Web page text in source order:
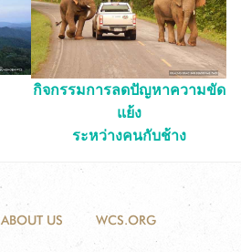
กิจกรรมการลดปัญหาความขัด
แย้ง
ระหว่างคนกับช้าง
ABOUT US WCS.ORG